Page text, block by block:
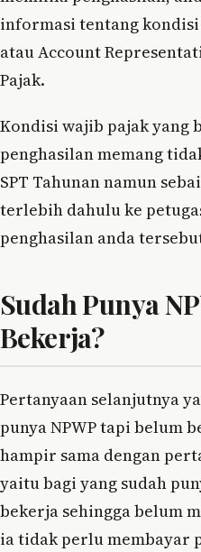
informasi tentang kondisi
atau Account
Pajak.
Kondisi wajib pajak yang
penghasilan memang
SPT Tahunan namun
terlebih dahulu ke
penghasilan anda
Sudah Punya
Bekerja?
Pertanyaan selanjutnya
punya NPWP tapi belum
hampir sama dengan
yaitu bagi yang sudah
bekerja sehingga belum
ia tidak perlu membayar